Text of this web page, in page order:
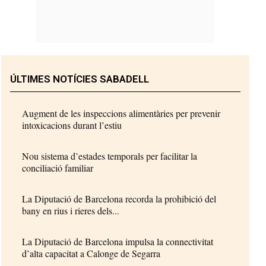
ÚLTIMES NOTÍCIES SABADELL
Augment de les inspeccions alimentàries per prevenir
intoxicacions durant l’estiu
Nou sistema d’estades temporals per facilitar la
conciliació familiar
La Diputació de Barcelona recorda la prohibició del
bany en rius i rieres dels...
La Diputació de Barcelona impulsa la connectivitat
d’alta capacitat a Calonge de Segarra